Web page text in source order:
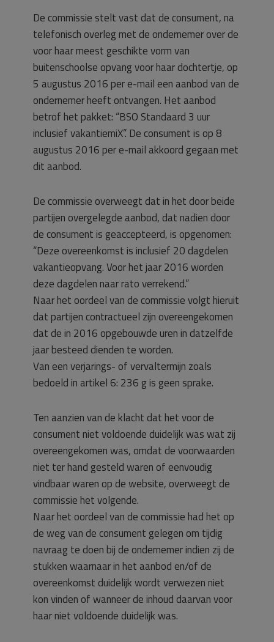
De commissie stelt vast dat de consument, na
telefonisch overleg met de ondernemer over de
voor haar meest geschikte vorm van
buitenschoolse opvang voor haar dochtertje, op
5 augustus 2016 per e-mail een aanbod van de
ondernemer heeft ontvangen. Het aanbod
betrof het pakket: “BSO Standaard 3 uur
inclusief vakantiemiX”. De consument is op 8
augustus 2016 per e-mail akkoord gegaan met
dit aanbod.
De commissie overweegt dat in het door beide
partijen overgelegde aanbod, dat nadien door
de consument is geaccepteerd, is opgenomen:
“Deze overeenkomst is inclusief 20 dagdelen
vakantieopvang. Voor het jaar 2016 worden
deze dagdelen naar rato verrekend.”
Naar het oordeel van de commissie volgt hieruit
dat partijen contractueel zijn overeengekomen
dat de in 2016 opgebouwde uren in datzelfde
jaar besteed dienden te worden.
Van een verjarings- of vervaltermijn zoals
bedoeld in artikel 6: 236 g is geen sprake.
Ten aanzien van de klacht dat het voor de
consument niet voldoende duidelijk was wat zij
overeengekomen was, omdat de voorwaarden
niet ter hand gesteld waren of eenvoudig
vindbaar waren op de website, overweegt de
commissie het volgende.
Naar het oordeel van de commissie had het op
de weg van de consument gelegen om tijdig
navraag te doen bij de ondernemer indien zij de
stukken waarnaar in het aanbod en/of de
overeenkomst duidelijk wordt verwezen niet
kon vinden of wanneer de inhoud daarvan voor
haar niet voldoende duidelijk was.